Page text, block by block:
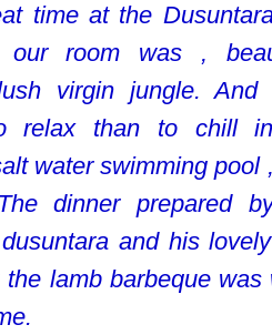
time at the
room was ,
virgin jungle. And
relax than to chill
water swimming pool
dinner prepared
and his
lamb barbeque was